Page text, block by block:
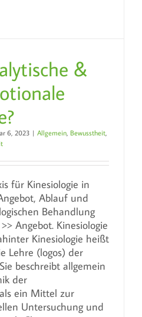
&
6, 2023 | Allgemein Bewusstheit
für Kinesiologie in
Ablauf und
Behandlung
Angebot. Kinesiologie
Kinesiologie heißt
Lehre (logos) der
beschreibt allgemein
der
ein Mittel zur
Untersuchung und